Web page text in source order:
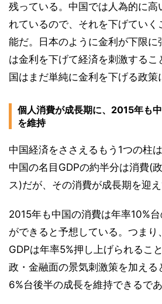
残っている。中国では人為的に高
れているので、それを下げていく
能だ。日本のように金利が下限に
は金利を下げて経済を刺激するこ
国はまだ単純に金利を下げる政策
個人消費が成長期に、2015年も
を維持
中国経済をささえるもう1つの柱
中国の名目GDPの約半分は消費(
ス)だが、その消費が成長期を迎え
2015年も中国の消費は年率10%
ができると予想している。つまり
GDPは年率5%押し上げられるこ
政・金融面の景気刺激策を加え
6%台後半の成長を維持できるであ